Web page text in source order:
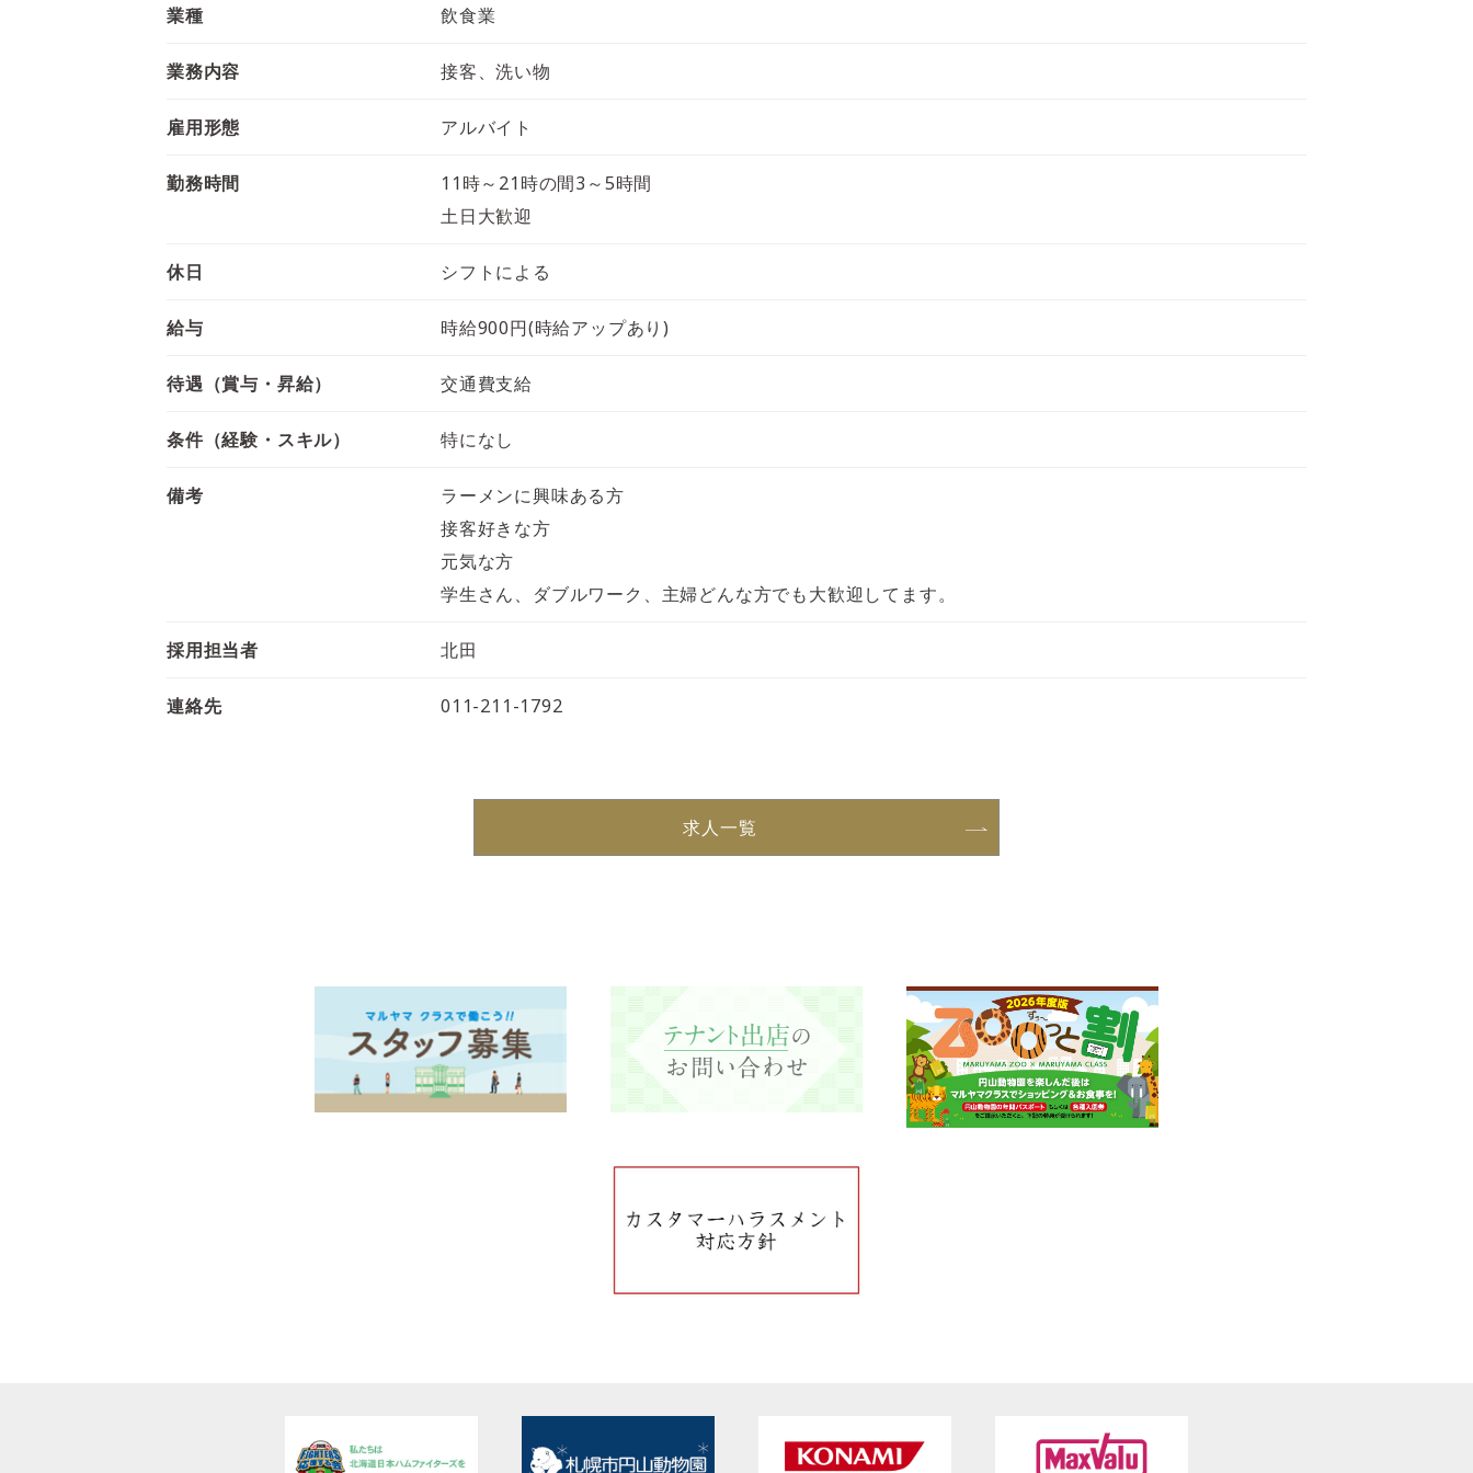
業種 飲食業
業務内容 接客、洗い物
雇用形態 アルバイト
勤務時間
11時～21時の間3～5時間
土日大歓迎
休日 シフトによる
給与 時給900円(時給アップあり)
待遇（賞与・昇給） 交通費支給
条件（経験・スキル） 特になし
備考
ラーメンに興味ある方
接客好きな方
元気な方
学生さん、ダブルワーク、主婦どんな方でも大歓迎してます。
採用担当者 北田
連絡先 011-211-1792
求人一覧